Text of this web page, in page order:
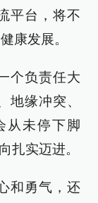
平台，将不
康发展。
个负责任大
地缘冲突、
从未停下脚
扎实迈进。
和勇气，还